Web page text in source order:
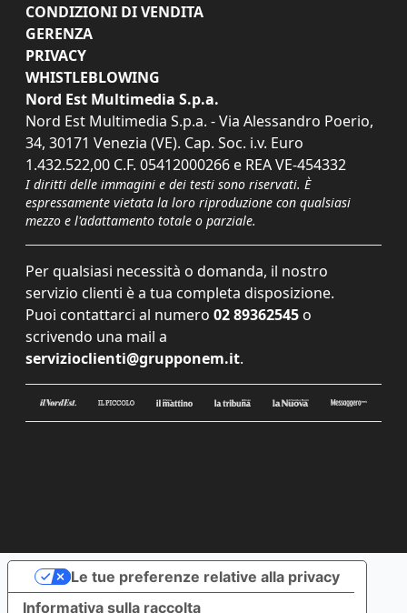
CONDIZIONI DI VENDITA
GERENZA
PRIVACY
WHISTLEBLOWING
Nord Est Multimedia S.p.a.
Nord Est Multimedia S.p.a. - Via Alessandro Poerio,
34, 30171 Venezia (VE). Cap. Soc. i.v. Euro
1.432.522,00 C.F. 05412000266 e REA VE-454332
I diritti delle immagini e dei testi sono riservati. È
espressamente vietata la loro riproduzione con qualsiasi
mezzo e l'adattamento totale o parziale.
Per qualsiasi necessità o domanda, il nostro
servizio clienti è a tua completa disposizione.
Puoi contattarci al numero 02 89362545 o
scrivendo una mail a
servizioclienti@grupponem.it.
Informativa sulla raccolta
Le tue preferenze relative alla privacy